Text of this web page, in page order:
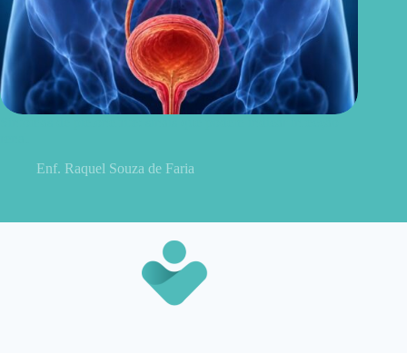
Enf. Raquel Souza de Faria